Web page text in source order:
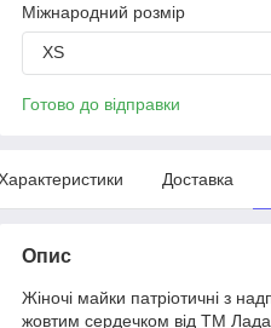
Міжнародний розмір
XS
Готово до відправки
Доставка
Опис
Жіночі майки патріотичні з
жовтим сердечком від ТМ